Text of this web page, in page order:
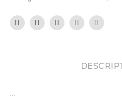
…